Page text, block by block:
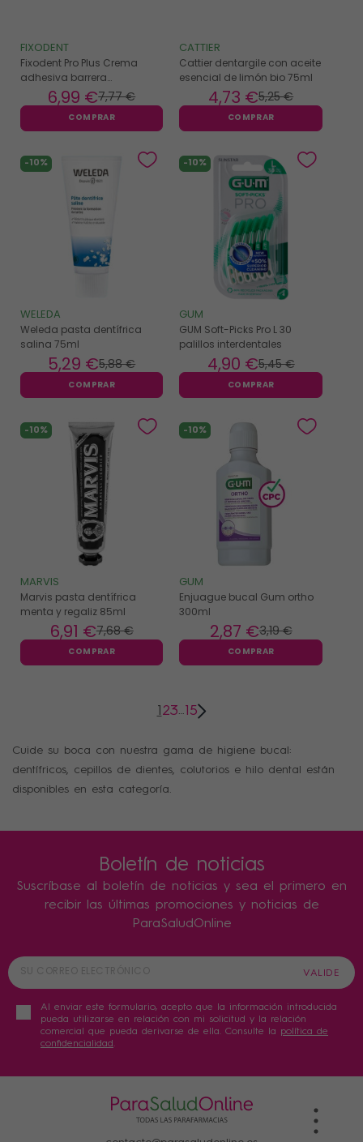
FIXODENT
Fixodent Pro Plus Crema
adhesiva barrera
antipartículas sabor neutro
57gr
7,77 €
6,99 €
COMPRAR
CATTIER
Cattier dentargile con aceite
esencial de limón bio 75ml
5,25 €
4,73 €
COMPRAR
-10%
WELEDA
Weleda pasta dentífrica
salina 75ml
5,88 €
5,29 €
COMPRAR
-10%
GUM
GUM Soft-Picks Pro L 30
palillos interdentales
5,45 €
4,90 €
COMPRAR
-10%
MARVIS
Marvis pasta dentífrica
menta y regaliz 85ml
7,68 €
6,91 €
COMPRAR
-10%
GUM
Enjuague bucal Gum ortho
300ml
3,19 €
2,87 €
COMPRAR
1 23…15
Cuide su boca con nuestra gama de higiene bucal:
dentífricos, cepillos de dientes, colutorios e hilo dental están
disponibles en esta categoría.
Boletín de noticias
Suscríbase al boletín de noticias y sea el primero en
recibir las últimas promociones y noticias de
ParaSaludOnline
Al enviar este formulario, acepto que la información introducida
pueda utilizarse en relación con mi solicitud y la relación
comercial que pueda derivarse de ella. Consulte la política de
confidencialidad .